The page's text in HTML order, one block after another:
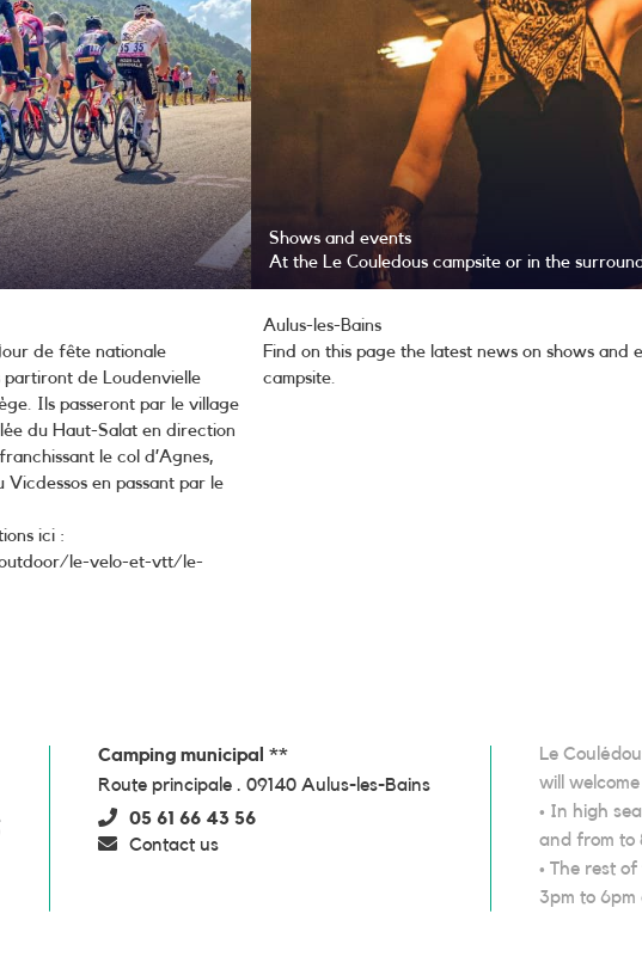
de fête nationale
partiront de Loudenvielle
Ils passeront par le village
du Haut-Salat en direction
le col d’Agnes,
Vicdessos en passant par le
ici :
outdoor/le-velo-et-vtt/le-
Shows and events
At the Le Couledous campsite or in the
Aulus-les-Bains
Find on this page the latest news on shows
campsite.
Camping municipal **
Route principale . 09140 Aulus-les-Bains
05 61 66 43 56
Contact us
Le
will
• In high
and from to
• The rest
3pm to